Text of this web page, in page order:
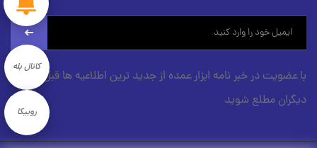
با عضویت در خبر نامه ابزار عمده از جدید ترین اطلاعیه ها قبل از
دیگران مطلع شوید
کانال بله
روبیکا